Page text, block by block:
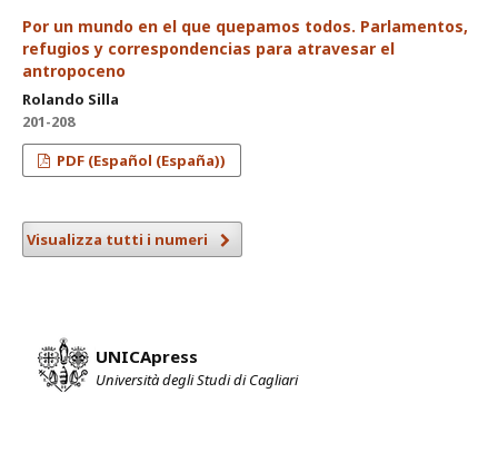
Por un mundo en el que quepamos todos. Parlamentos,
refugios y correspondencias para atravesar el
antropoceno
Rolando Silla
201-208
PDF (Español (España))
Visualizza tutti i numeri
UNICApress
Università degli Studi di Cagliari